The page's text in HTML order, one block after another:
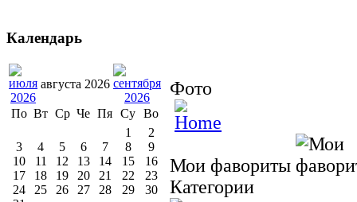
Фото
Мои фавориты
Категории
Календарь
августа 2026
По Вт Ср Че Пя Су Во
1
2
3
4 5 6 7 8
9
10
11 12 13 14 15
16
17
18 19 20 21 22
23
24
25 26 27 28 29
30